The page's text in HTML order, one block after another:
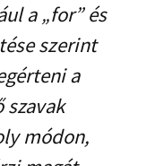
a „for” és
szerint
a
szavak
módon,